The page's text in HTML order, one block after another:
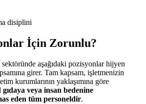
disiplini
İçin Zorunlu?
sektöründe aşağıdaki pozisyonlar hijyen
girer. Tam kapsam, işletmenizin
kurumlarının yaklaşımına göre
gıdaya veya insan bedenine
eden tüm personeldir.